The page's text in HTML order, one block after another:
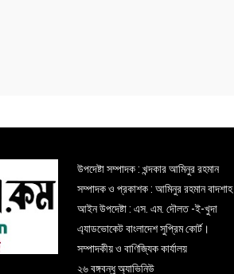
উপদেষ্টা সম্পাদক : খন্দকার আমিনুর রহমান
সম্পাদক ও প্রকাশক : আমিনুর রহমান বাদশাহ
আইন উপদেষ্টা : এস. এম. দৌলত -ই-খুদা
এ্যাডভোকেট বাংলাদেশ সুপ্রিম কোর্ট।
সম্পাদকীয় ও বাণিজ্যিক কার্যালয়
২৬ বঙ্গবন্ধু অ্যাভিনিউ